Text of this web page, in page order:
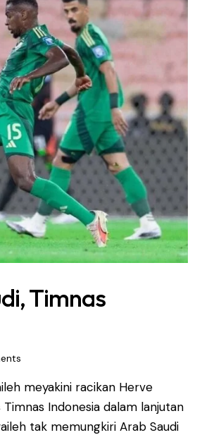
Timnas
meyakini racikan Herve
Indonesia dalam lanjutan
tak memungkiri Arab Saudi